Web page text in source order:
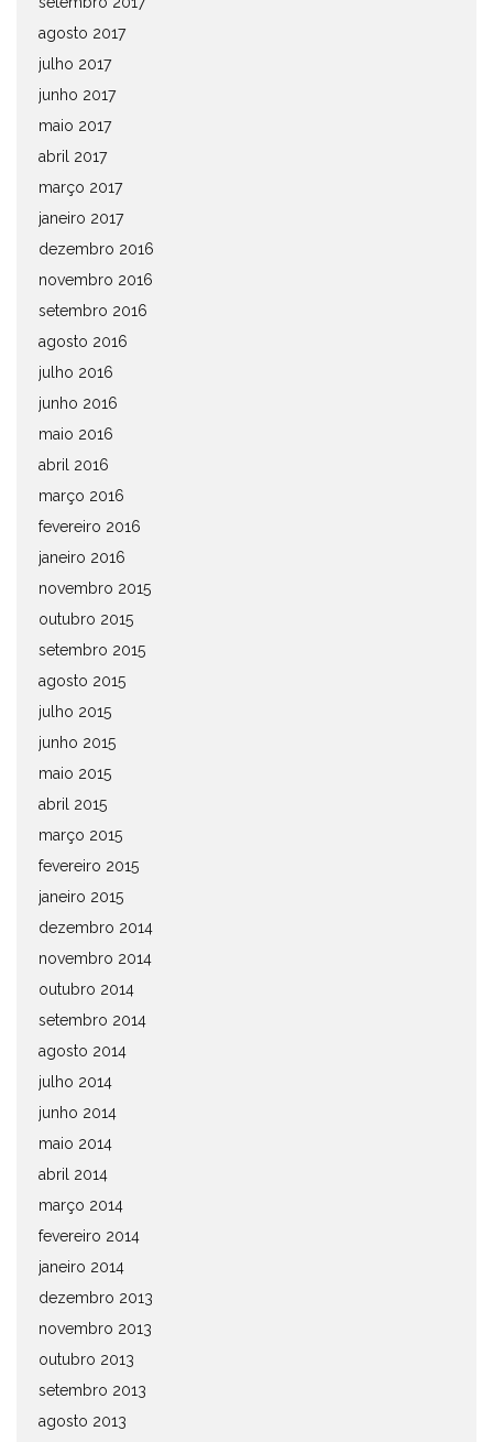
agosto 2017
julho 2017
junho 2017
maio 2017
abril 2017
março 2017
janeiro 2017
dezembro 2016
novembro 2016
setembro 2016
agosto 2016
julho 2016
junho 2016
maio 2016
abril 2016
março 2016
fevereiro 2016
janeiro 2016
novembro 2015
outubro 2015
setembro 2015
agosto 2015
julho 2015
junho 2015
maio 2015
abril 2015
março 2015
fevereiro 2015
janeiro 2015
dezembro 2014
novembro 2014
outubro 2014
setembro 2014
agosto 2014
julho 2014
junho 2014
maio 2014
abril 2014
março 2014
fevereiro 2014
janeiro 2014
dezembro 2013
novembro 2013
outubro 2013
setembro 2013
agosto 2013